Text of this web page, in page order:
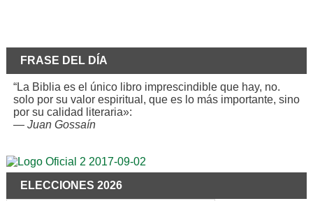
FRASE DEL DÍA
“La Biblia es el único libro imprescindible que hay, no.
solo por su valor espiritual, que es lo más importante, sino
por su calidad literaria»:
— Juan Gossaín
ELECCIONES 2026